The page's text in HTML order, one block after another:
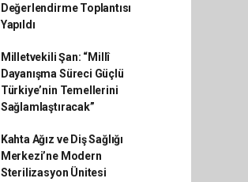
Değerlendirme Toplantısı
Yapıldı
Milletvekili Şan: “Millî
Dayanışma Süreci Güçlü
Türkiye’nin Temellerini
Sağlamlaştıracak”
Kahta Ağız ve Diş Sağlığı
Merkezi’ne Modern
Sterilizasyon Ünitesi